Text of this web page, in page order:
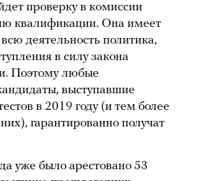
проверку в комиссии
квалификации. Она имеет
деятельность политика,
в силу закона
Поэтому любые
выступавшие
в 2019 году (и тем более
гарантированно получат
уже было арестовано 53